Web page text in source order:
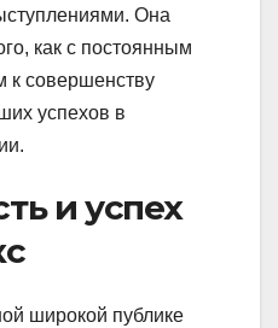
Она
как с постоянным
к совершенству
успехов в
и успех
широкой публике